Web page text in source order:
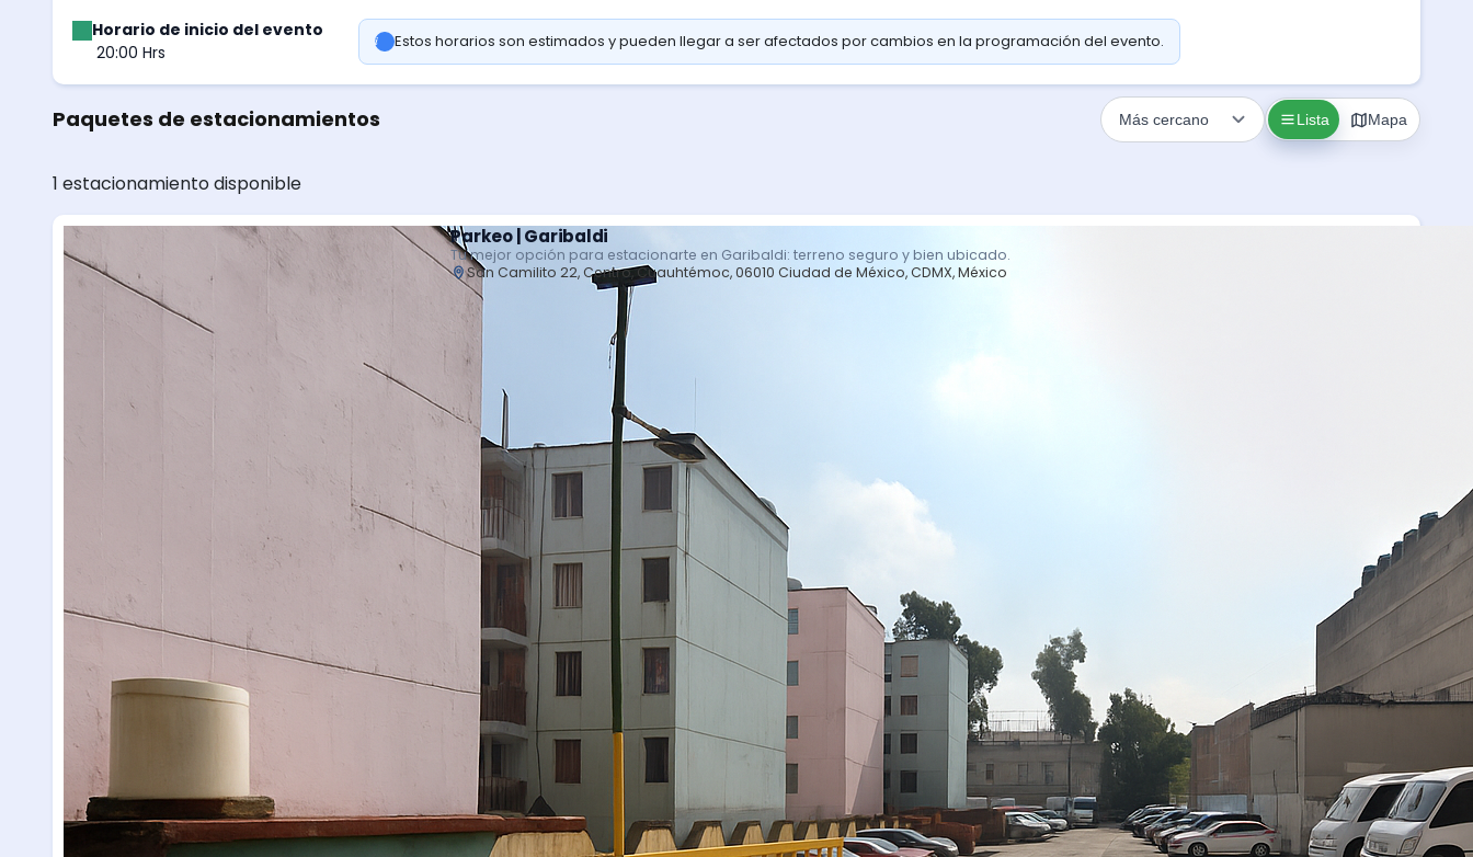
Horario de inicio del evento
20:00 Hrs
Estos horarios son estimados y pueden llegar a ser afectados por cambios en la programación del evento.
Paquetes de estacionamientos Lista Mapa
1 estacionamiento disponible
Parkeo | Garibaldi
Tu mejor opción para estacionarte en Garibaldi: terreno seguro y bien ubicado.
San Camilito 22, Centro, Cuauhtémoc, 06010 Ciudad de México, CDMX, México